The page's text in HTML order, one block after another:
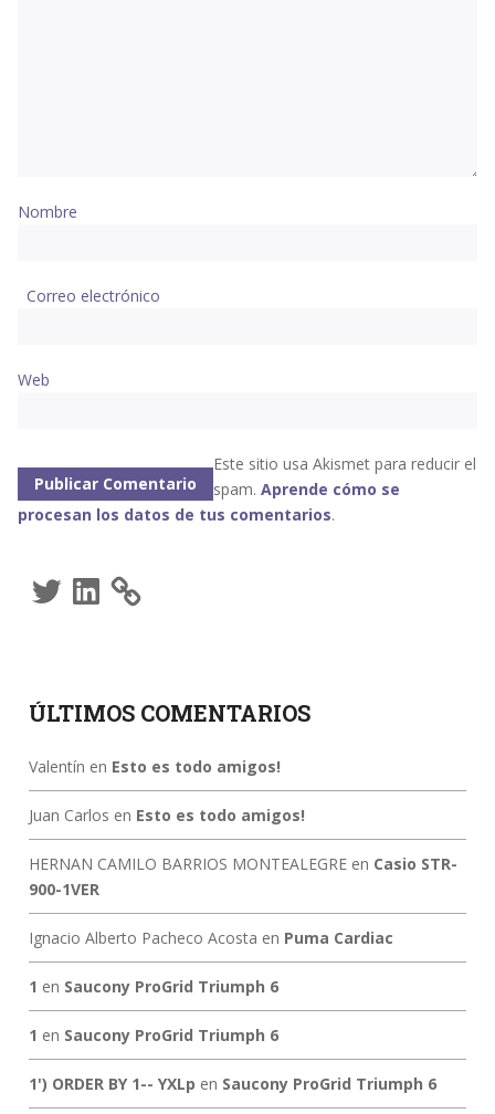
Nombre
Correo electrónico
Web
Este sitio usa Akismet para reducir el
spam. Aprende cómo se
procesan los datos de tus comentarios.
TwitterLinkedIn
ÚLTIMOS COMENTARIOS
Valentín en Esto es todo amigos!
Juan Carlos en Esto es todo amigos!
HERNAN CAMILO BARRIOS MONTEALEGREen Casio STR-
900-1VER
Ignacio Alberto Pacheco Acosta en Puma Cardiac
1 en Saucony ProGrid Triumph 6
1 en Saucony ProGrid Triumph 6
1') ORDER BY 1-- YXLp en Saucony ProGrid Triumph 6